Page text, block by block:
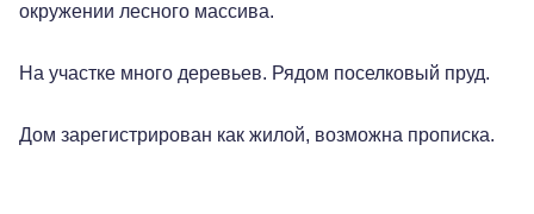
окружении лесного массива.
На участке много деревьев. Рядом поселковый пруд.
Дом зарегистрирован как жилой, возможна прописка.